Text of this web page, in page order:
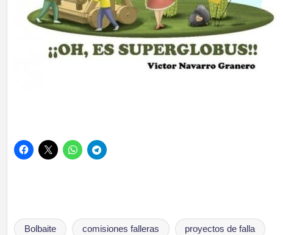
Bolbaite comisiones falleras proyectos de falla